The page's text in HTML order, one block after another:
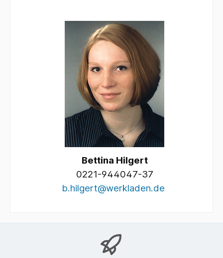
Bettina Hilgert
0221-944047-37
b.hilgert@werkladen.de